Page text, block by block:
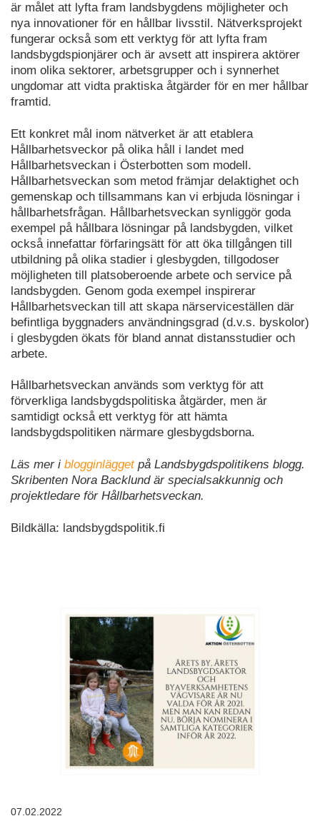
är målet att lyfta fram landsbygdens möjligheter och
nya innovationer för en hållbar livsstil. Nätverksprojekt
fungerar också som ett verktyg för att lyfta fram
landsbygdspionjärer och är avsett att inspirera aktörer
inom olika sektorer, arbetsgrupper och i synnerhet
ungdomar att vidta praktiska åtgärder för en mer hållbar
framtid.
Ett konkret mål inom nätverket är att etablera
Hållbarhetsveckor på olika håll i landet med
Hållbarhetsveckan i Österbotten som modell.
Hållbarhetsveckan som metod främjar delaktighet och
gemenskap och tillsammans kan vi erbjuda lösningar i
hållbarhetsfrågan. Hållbarhetsveckan synliggör goda
exempel på hållbara lösningar på landsbygden, vilket
också innefattar förfaringsätt för att öka tillgången till
utbildning på olika stadier i glesbygden, tillgodoser
möjligheten till platsoberoende arbete och service på
landsbygden. Genom goda exempel inspirerar
Hållbarhetsveckan till att skapa närserviceställen där
befintliga byggnaders användningsgrad (d.v.s. byskolor)
i glesbygden ökats för bland annat distansstudier och
arbete.
Hållbarhetsveckan används som verktyg för att
förverkliga landsbygdspolitiska åtgärder, men är
samtidigt också ett verktyg för att hämta
landsbygdspolitiken närmare glesbygdsborna.
Läs mer i blogginläggetpå Landsbygdspolitikens blogg.
Skribenten Nora Backlund är specialsakkunnig och
projektledare för Hållbarhetsveckan.
Bildkälla: landsbygdspolitik.fi
07.02.2022